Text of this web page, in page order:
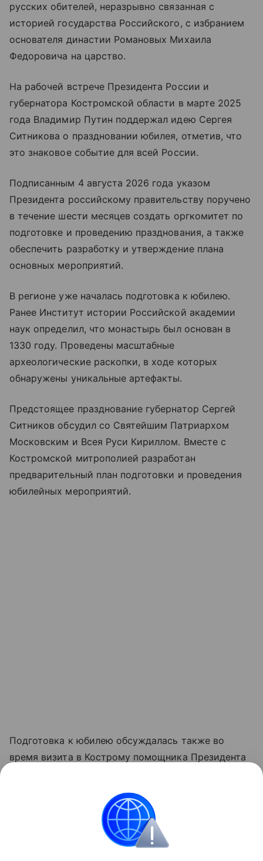
русских обителей, неразрывно связанная с
историей государства Российского, с избранием
основателя династии Романовых Михаила
Федоровича на царство.
На рабочей встрече Президента России и
губернатора Костромской области в марте 2025
года Владимир Путин поддержал идею Сергея
Ситникова о праздновании юбилея, отметив, что
это знаковое событие для всей России.
Подписанным 4 августа 2026 года указом
Президента российскому правительству поручено
в течение шести месяцев создать оргкомитет по
подготовке и проведению празднования, а также
обеспечить разработку и утверждение плана
основных мероприятий.
В регионе уже началась подготовка к юбилею.
Ранее Институт истории Российской академии
наук определил, что монастырь был основан в
1330 году. Проведены масштабные
археологические раскопки, в ходе которых
обнаружены уникальные артефакты.
Предстоящее празднование губернатор Сергей
Ситников обсудил со Святейшим Патриархом
Московским и Всея Руси Кириллом. Вместе с
Костромской митрополией разработан
предварительный план подготовки и проведения
юбилейных мероприятий.
Подготовка к юбилею обсуждалась также во
время визита в Кострому помощника Президента
проведение в монастыре реставрационных работ,
благоустройство прилегающей территории,
подключение объектов к сетям газоснабжения,
разработка новых экскурсионных маршрутов.